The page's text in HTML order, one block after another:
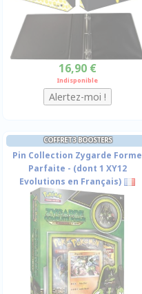
16,90 €
Indisponible
COFFRET 3 BOOSTERS
Pin Collection Zygarde Forme
Parfaite - (dont 1 XY12
Evolutions en Français)